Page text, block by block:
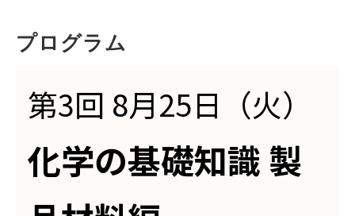
プログラム
第3回 8月25日（火）
化学の基礎知識 製